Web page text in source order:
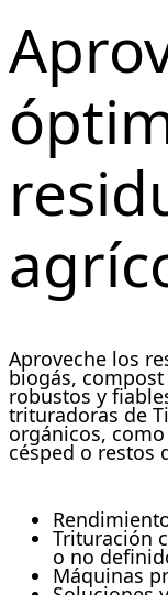
Aproveche los
biogás,
robustos y
trituradoras de
orgánicos,
césped o restos
Trituración
o no
Máquinas